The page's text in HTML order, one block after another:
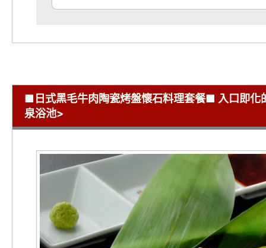
■日式黑毛牛肉陶瓷烤盤懷石料理套餐■ 入口即化
泉浴池>